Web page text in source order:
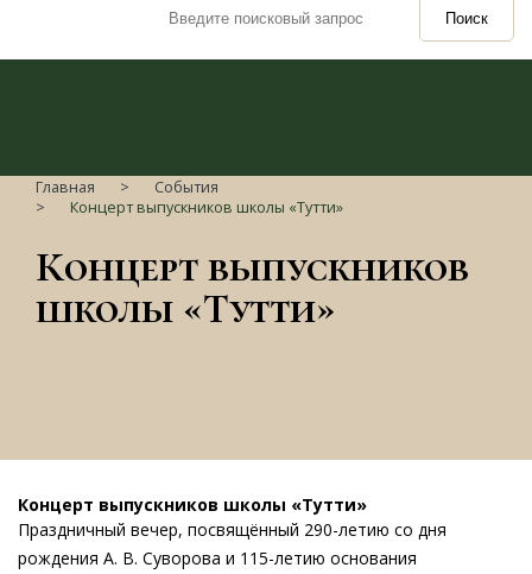
Поиск
Главная
События
Концерт выпускников школы «Тутти»
Концерт выпускников
школы «Тутти»
Концерт выпускников школы «Тутти»
Праздничный вечер, посвящённый 290-летию со дня
рождения А. В. Суворова и 115-летию основания